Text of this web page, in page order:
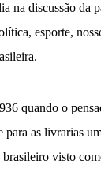
na discussão da
esporte,
quando o
as livrarias
visto